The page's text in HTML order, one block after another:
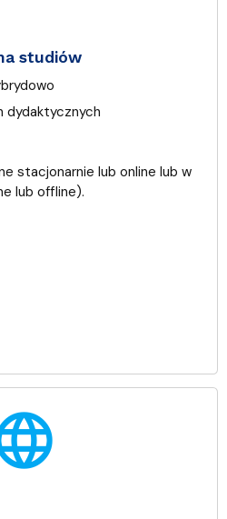
studiów
dydaktycznych
stacjonarnie lub online lub w
lub offline).